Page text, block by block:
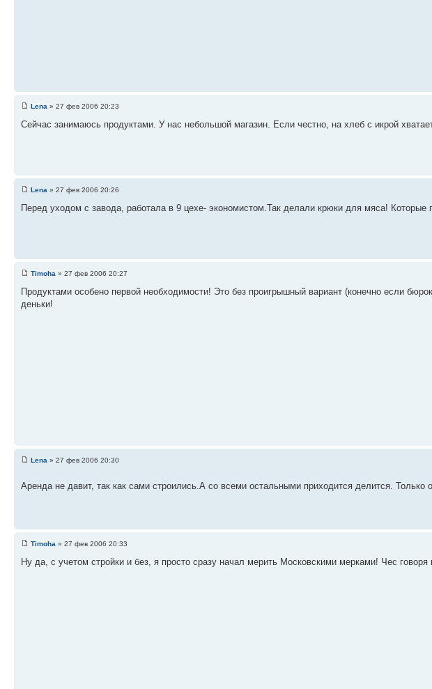
Lena » 27 фев 2006 20:23
Сейчас занимаюсь продуктами. У нас небольшой магазин. Если честно, на хлеб с икрой
Lena » 27 фев 2006 20:26
Перед уходом с завода, работала в 9 цехе- экономистом.Так делали крюки для мяса! Которые
Timoha » 27 фев 2006 20:27
Продуктами особено первой необходимости! Это без проигрышный вариант (конечно если
деньки!
Lena » 27 фев 2006 20:30
Аренда не давит, так как сами строились.А со всеми остальными приходится делится. Только
Timoha » 27 фев 2006 20:33
Ну да, с учетом стройки и без, я просто сразу начал мерить Московскими мерками! Чес